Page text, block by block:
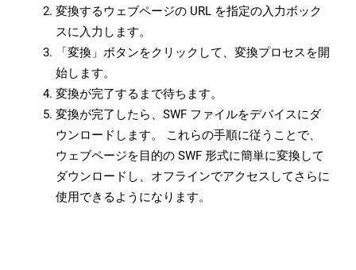
変換するウェブページの URL を指定の入力ボック
スに入力します。
「変換」ボタンをクリックして、変換プロセスを開
始します。
変換が完了するまで待ちます。
変換が完了したら、SWF ファイルをデバイスにダ
ウンロードします。 これらの手順に従うことで、
ウェブページを目的の SWF 形式に簡単に変換して
ダウンロードし、オフラインでアクセスしてさらに
使用できるようになります。